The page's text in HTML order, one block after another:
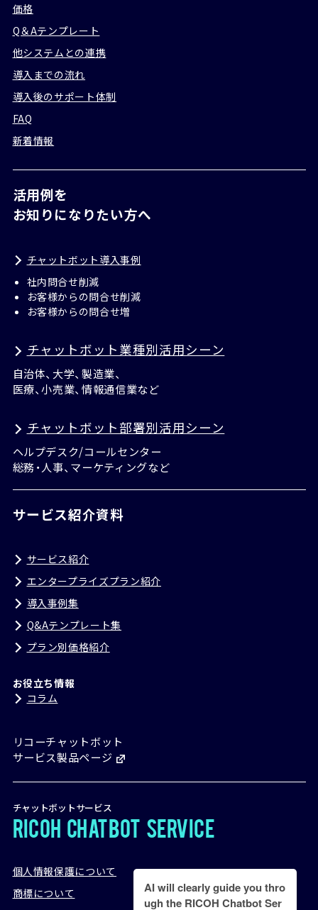
価格
Q＆Aテンプレート
他システムとの連携
導入までの流れ
導入後のサポート体制
FAQ
新着情報
活用例を
お知りになりたい方へ
チャットボット導入事例
社内問合せ削減
お客様からの問合せ削減
お客様からの問合せ増
チャットボット業種別活用シーン
自治体、大学、製造業、
医療、小売業、情報通信業など
チャットボット部署別活用シーン
ヘルプデスク/コールセンター
総務・人事、マーケティングなど
サービス紹介資料
サービス紹介
エンタープライズプラン紹介
導入事例集
Q&Aテンプレート集
プラン別価格紹介
お役立ち情報
コラム
リコーチャットボット
サービス製品ページ
チャットボットサービス
RICOH Chatbot Service
個人情報保護について
商標について
AI will clearly guide you thro
ugh the RICOH Chatbot Ser